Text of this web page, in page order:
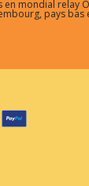
en mondial relay
pays bas